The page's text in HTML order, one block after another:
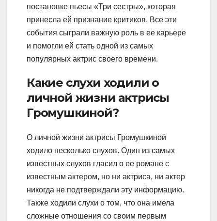
постановке пьесы «Три сестры», которая
принесла ей признание критиков. Все эти
события сыграли важную роль в ее карьере
и помогли ей стать одной из самых
популярных актрис своего времени.
Какие слухи ходили о
личной жизни актрисы
Громушкиной?
О личной жизни актрисы Громушкиной
ходило несколько слухов. Один из самых
известных слухов гласил о ее романе с
известным актером, но ни актриса, ни актер
никогда не подтверждали эту информацию.
Также ходили слухи о том, что она имела
сложные отношения со своим первым